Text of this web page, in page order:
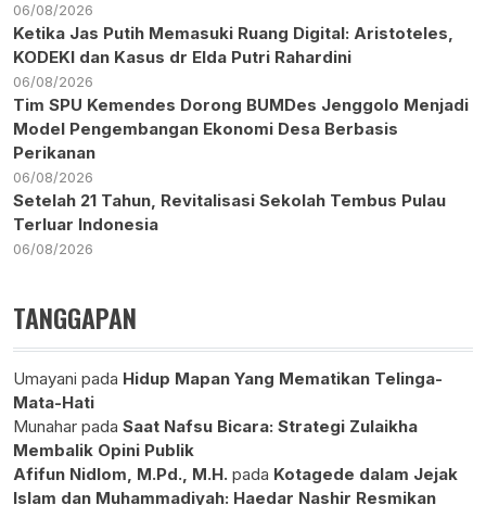
06/08/2026
Ketika Jas Putih Memasuki Ruang Digital: Aristoteles,
KODEKI dan Kasus dr Elda Putri Rahardini
06/08/2026
Tim SPU Kemendes Dorong BUMDes Jenggolo Menjadi
Model Pengembangan Ekonomi Desa Berbasis
Perikanan
06/08/2026
Setelah 21 Tahun, Revitalisasi Sekolah Tembus Pulau
Terluar Indonesia
06/08/2026
TANGGAPAN
Umayani pada Hidup Mapan Yang Mematikan Telinga-
Mata-Hati
Munahar pada Saat Nafsu Bicara: Strategi Zulaikha
Membalik Opini Publik
Afifun Nidlom, M.Pd., M.H. pada Kotagede dalam Jejak
Islam dan Muhammadiyah: Haedar Nashir Resmikan